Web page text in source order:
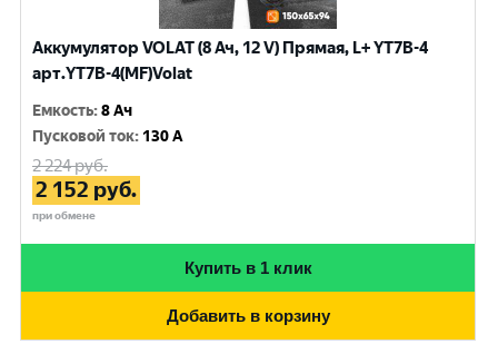
Аккумулятор VOLAT (8 Ач, 12 V) Прямая, L+ YT7B-4
арт.YT7B-4(MF)Volat
Емкость:8 Ач
Пусковой ток: 130 A
2 224руб.
2 152 руб.
при обмене
Купить в 1 клик
Добавить в корзину